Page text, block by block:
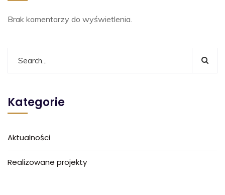
Brak komentarzy do wyświetlenia.
Kategorie
Aktualności
Realizowane projekty